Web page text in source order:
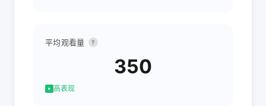
平均观看量 ?
350
高表现